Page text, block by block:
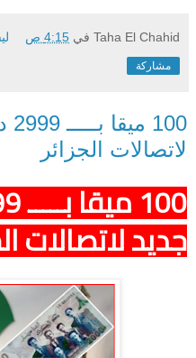
Taha El Chahid في 4:15 ص
مشاركة
لاتصالات الجزائر
جديد لاتصالات